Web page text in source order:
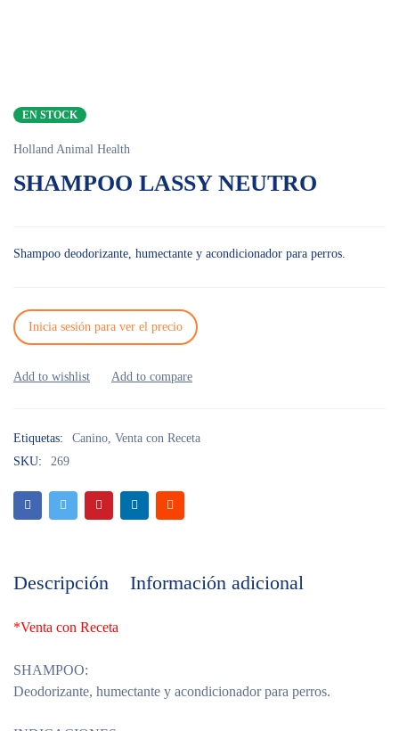
EN STOCK
Holland Animal Health
SHAMPOO LASSY NEUTRO
Shampoo deodorizante, humectante y acondicionador para perros.
Inicia sesión para ver el precio
Etiquetas: Canino, Venta con Receta
SKU:
269
Descripción Información adicional
*Venta con Receta
SHAMPOO:
Deodorizante, humectante y acondicionador para perros.